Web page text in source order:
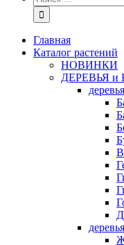
Главная
Каталог растений
НОВИНКИ
ДЕРЕВЬЯ